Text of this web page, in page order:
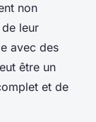
non
leur
avec des
être un
et de